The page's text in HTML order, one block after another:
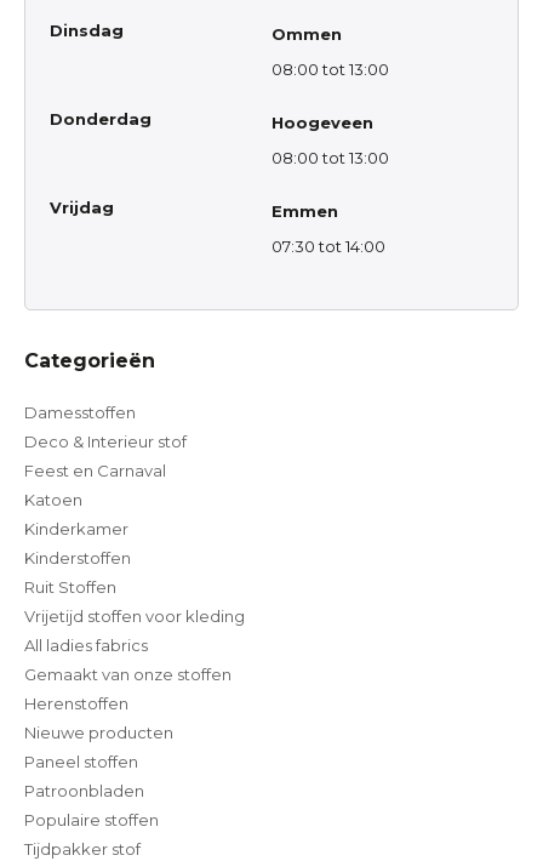
Dinsdag
Ommen
08:00 tot 13:00
Donderdag
Hoogeveen
08:00 tot 13:00
Vrijdag
Emmen
07:30 tot 14:00
Categorieën
Damesstoffen
Deco & Interieur stof
Feest en Carnaval
Katoen
Kinderkamer
Kinderstoffen
Ruit Stoffen
Vrijetijd stoffen voor kleding
All ladies fabrics
Gemaakt van onze stoffen
Herenstoffen
Nieuwe producten
Paneel stoffen
Patroonbladen
Populaire stoffen
Tijdpakker stof